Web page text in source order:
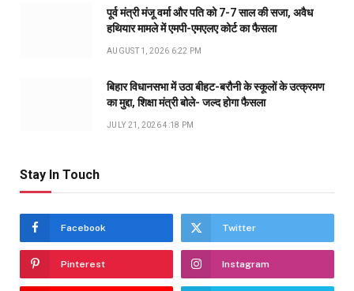
पूर्व मंत्री मंजू वर्मा और पति को 7-7 साल की सजा, अवैध
हथियार मामले में एमपी-एमएलए कोर्ट का फैसला
AUGUST 1, 2026 6:22 PM
बिहार विधानसभा में उठा बीहट-बरौनी के स्कूलों के उत्क्रमण
का मुद्दा, शिक्षा मंत्री बोले- जल्द होगा फैसला
JULY 21, 2026 4:18 PM
Stay In Touch
Facebook Twitter
Pinterest Instagram